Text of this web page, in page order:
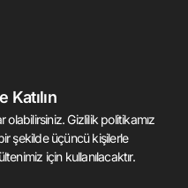
Katılın
Gizlilik politikamız
şekilde üçüncü kişilerle
için kullanılacaktır.